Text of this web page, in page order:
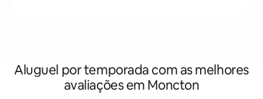
Aluguel por temporada com as melhores
avaliações em Moncton